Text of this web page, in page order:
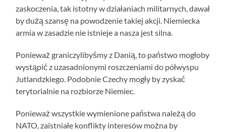
zaskoczenia, tak istotny w działaniach militarnych, dawał
by dużą szansę na powodzenie takiej akcji. Niemiecka
armia w zasadzie nie istnieje a nasza jest silna.
Ponieważ graniczylibyśmy z Danią, to państwo mogłoby
wystąpić z uzasadnionymi roszczeniami do półwyspu
Jutlandzkiego. Podobnie Czechy mogły by zyskać
terytorialnie na rozbiorze Niemiec.
Ponieważ wszystkie wymienione państwa należą do
NATO, zaistniałe konflikty interesów można by